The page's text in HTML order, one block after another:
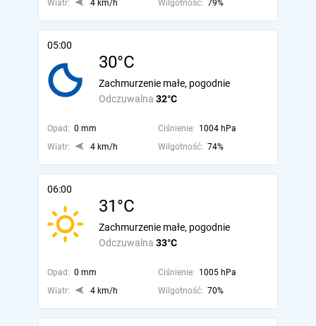
Wiatr:
4 km/h Wilgotność: 79%
05:00
30°C
Odczuwalna 32°C
Zachmurzenie małe, pogodnie
Opad: 0 mm Ciśnienie: 1004 hPa
Wiatr:
4 km/h Wilgotność: 74%
06:00
31°C
Odczuwalna 33°C
Zachmurzenie małe, pogodnie
Opad: 0 mm Ciśnienie: 1005 hPa
Wiatr:
4 km/h Wilgotność: 70%